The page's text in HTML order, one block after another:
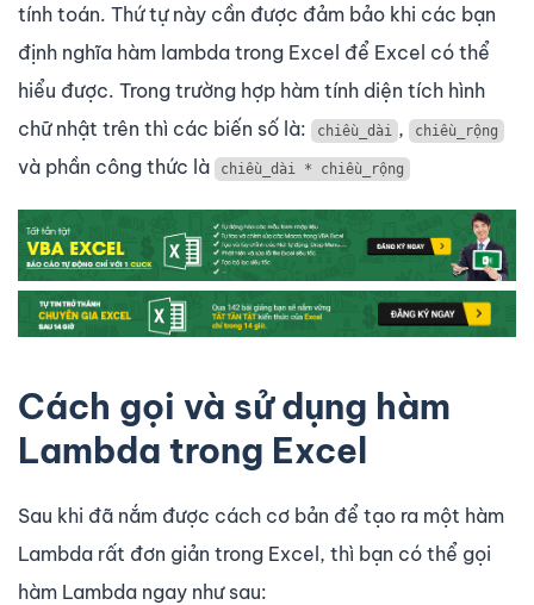
tính toán. Thứ tự này cần được đảm bảo khi các bạn
định nghĩa hàm lambda trong Excel để Excel có thể
hiểu được. Trong trường hợp hàm tính diện tích hình
chữ nhật trên thì các biến số là:
chiều_dài , chiều_rộng
và phần công thức là chiều_dài * chiều_rộng
Cách gọi và sử dụng hàm
Lambda trong Excel
Sau khi đã nắm được cách cơ bản để tạo ra một hàm
Lambda rất đơn giản trong Excel, thì bạn có thể gọi
hàm Lambda ngay như sau: